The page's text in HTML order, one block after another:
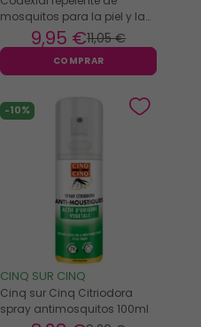
mosquitos para la piel y la
ropa 75ml
11,05 €
9,95 €
COMPRAR
-10%
CINQ SUR CINQ
Cinq sur Cinq Citriodora
spray antimosquitos 100ml